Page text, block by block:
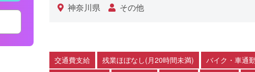
神奈川県 その他
交通費支給 残業ほぼなし(月20時間未満)
バイク・車通